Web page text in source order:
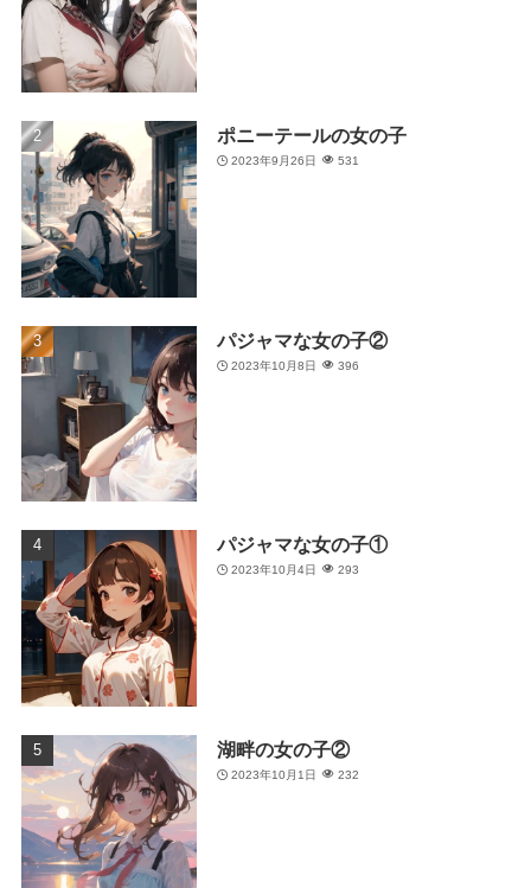
ポニーテールの女の子
2023年9月26日 531
パジャマな女の子②
2023年10月8日 396
パジャマな女の子①
2023年10月4日 293
湖畔の女の子②
2023年10月1日 232